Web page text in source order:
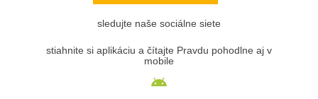
sledujte naše sociálne siete
stiahnite si aplikáciu a čítajte Pravdu pohodlne aj v
mobile